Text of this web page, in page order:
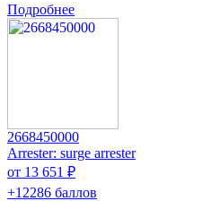
Подробнее
2668450000
Arrester: surge arrester
от 13 651 ₽
+12286 баллов